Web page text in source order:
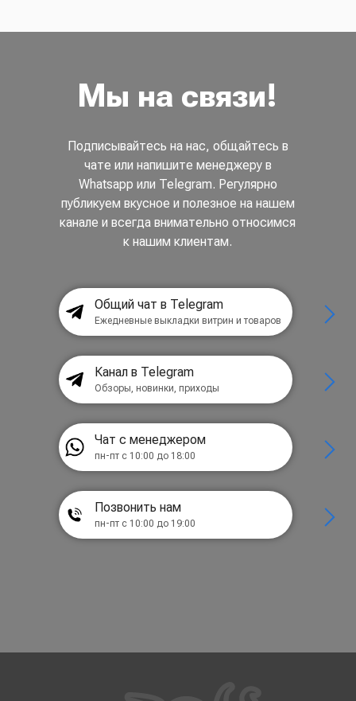
Мы на связи!
Подписывайтесь на нас, общайтесь в
чате или напишите менеджеру в
Whatsapp или Telegram. Регулярно
публикуем вкусное и полезное на нашем
канале и всегда внимательно относимся
к нашим клиентам.
Общий чат в Telegram
Ежедневные выкладки витрин и товаров
Канал в Telegram
Обзоры, новинки, приходы
Чат с менеджером
пн-пт с 10:00 до 18:00
Позвонить нам
пн-пт с 10:00 до 19:00